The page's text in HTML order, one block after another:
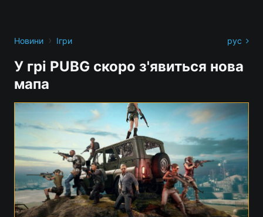
Новини › Ігри рус
У грі PUBG скоро з'явиться нова
мапа